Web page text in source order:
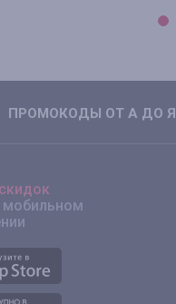
ПРОМОКОДЫ ОТ А ДО Я